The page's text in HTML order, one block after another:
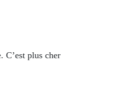
C’est plus cher